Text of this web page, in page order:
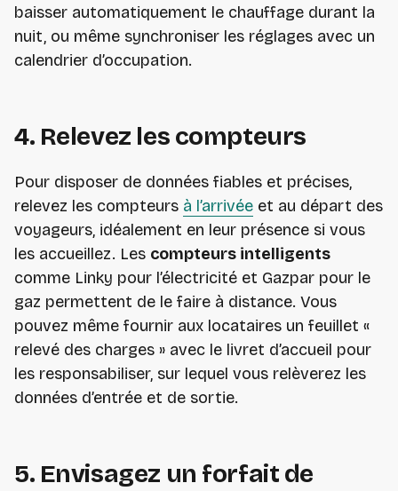
baisser automatiquement le chauffage durant la
nuit, ou même synchroniser les réglages avec un
calendrier d’occupation.
4. Relevez les compteurs
Pour disposer de données fiables et précises,
relevez les compteurs à l’arrivée et au départ des
voyageurs, idéalement en leur présence si vous
les accueillez. Les compteurs intelligents
comme Linky pour l’électricité et Gazpar pour le
gaz permettent de le faire à distance. Vous
pouvez même fournir aux locataires un feuillet «
relevé des charges » avec le livret d’accueil pour
les responsabiliser, sur lequel vous relèverez les
données d’entrée et de sortie.
5. Envisagez un forfait de